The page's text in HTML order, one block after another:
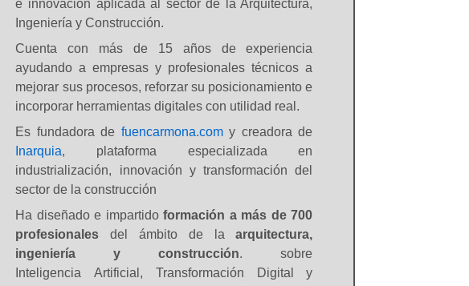
e innovación aplicada al sector de la Arquitectura,
Ingeniería y Construcción.
Cuenta con más de 15 años de experiencia
ayudando a empresas y profesionales técnicos a
mejorar sus procesos, reforzar su posicionamiento e
incorporar herramientas digitales con utilidad real.
Es fundadora de fuencarmona.comy creadora de
Inarquia, plataforma especializada en
industrialización, innovación y transformación del
sector de la construcción
Ha diseñado e impartidoformación a más de 700
profesionales del ámbito de laarquitectura,
ingeniería y construcción. sobre
Inteligencia Artificial, Transformación Digital y